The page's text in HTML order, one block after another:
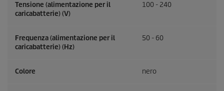
Tensione (alimentazione per il
caricabatterie) (V)
100 - 240
Frequenza (alimentazione per il
caricabatterie) (Hz)
50 - 60
Colore nero